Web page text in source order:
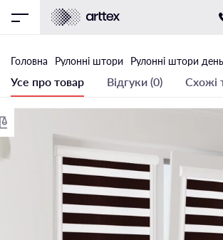
Головна Рулонні штори Рулонні штори
Усе про товар Відгуки (0) Схожі